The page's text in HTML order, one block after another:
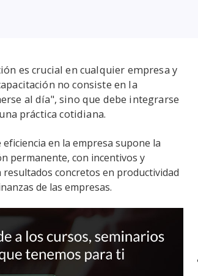
es crucial en cualquier empresa y
no consiste en la
al día", sino que debe integrarse
práctica cotidiana.
en la empresa supone la
permanente, con incentivos y
concretos en productividad
de las empresas.